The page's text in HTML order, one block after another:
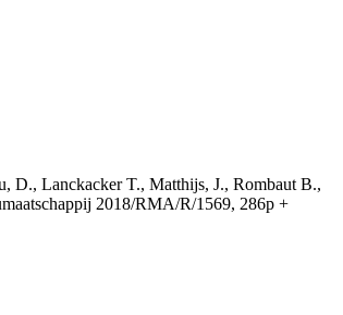
D., Lanckacker T., Matthijs, J., Rombaut B.,
2018/RMA/R/1569, 286p +